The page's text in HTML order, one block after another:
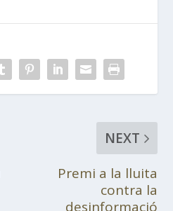
NEXT
Premi a la lluita
contra la
desinformació